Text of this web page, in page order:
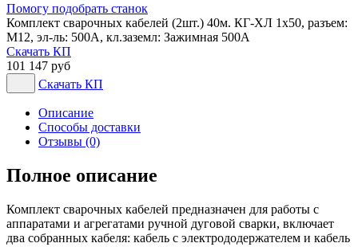
Помогу подобрать станок
Комплект сварочных кабелей (2шт.) 40м. КГ-ХЛ 1х50, разъем:
М12, эл-ль: 500А, кл.заземл: Зажимная 500А
Скачать КП
101 147 руб
Скачать КП
Описание
Способы доставки
Отзывы (0)
Полное описание
Комплект сварочных кабелей предназначен для работы с
аппаратами и агрегатами ручной дуговой сварки, включает
два собранных кабеля: кабель с электрододержателем и кабель